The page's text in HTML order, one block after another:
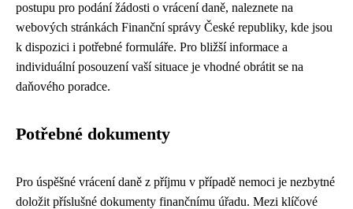
postupu pro podání žádosti o vrácení daně, naleznete na
webových stránkách Finanční správy České republiky, kde jsou
k dispozici i potřebné formuláře. Pro bližší informace a
individuální posouzení vaší situace je vhodné obrátit se na
daňového poradce.
Potřebné dokumenty
Pro úspěšné vrácení daně z příjmu v případě nemoci je nezbytné
doložit příslušné dokumenty finančnímu úřadu. Mezi klíčové